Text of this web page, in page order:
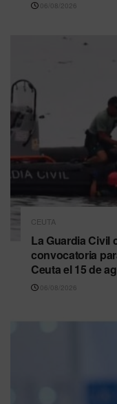
06/08/2026
CEUTA
La Guardia Civil
convocatoria
Ceuta el 15 de
06/08/2026